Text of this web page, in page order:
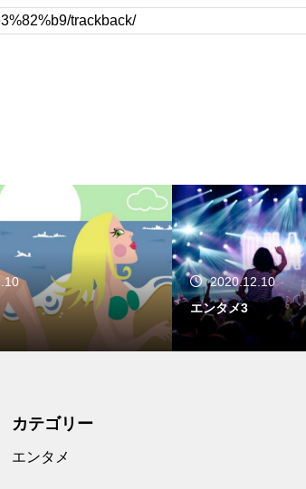
2020.12.10
エンタメ3
カテゴリー
エンタメ